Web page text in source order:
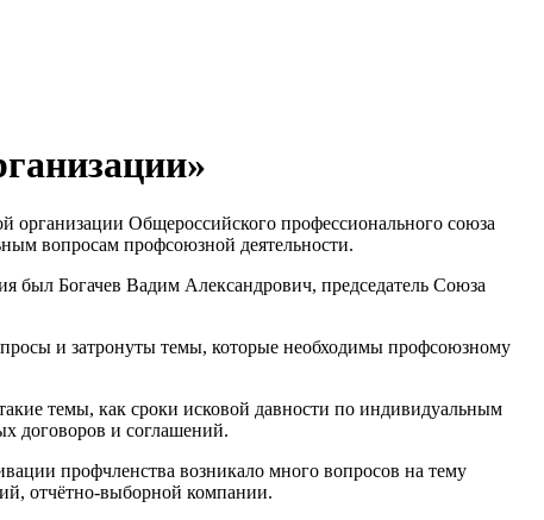
организации Общероссийского профессионального союза
вопросам профсоюзной деятельности.
был Богачев Вадим Александрович, председатель Союза
и затронуты темы, которые необходимы профсоюзному
темы, как сроки исковой давности по индивидуальным
договоров и соглашений.
профчленства возникало много вопросов на тему
отчётно-выборной компании.